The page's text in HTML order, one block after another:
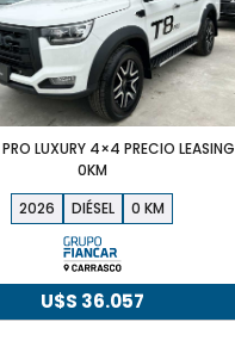
LUXURY 4×4 PRECIO LEASING
0KM
2026
DIÉSEL 0
U$S 36.057